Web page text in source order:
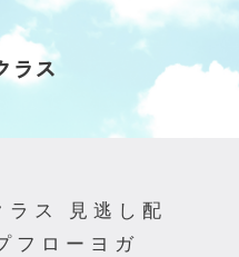
ラス
ス 見逃し配
フローヨガ